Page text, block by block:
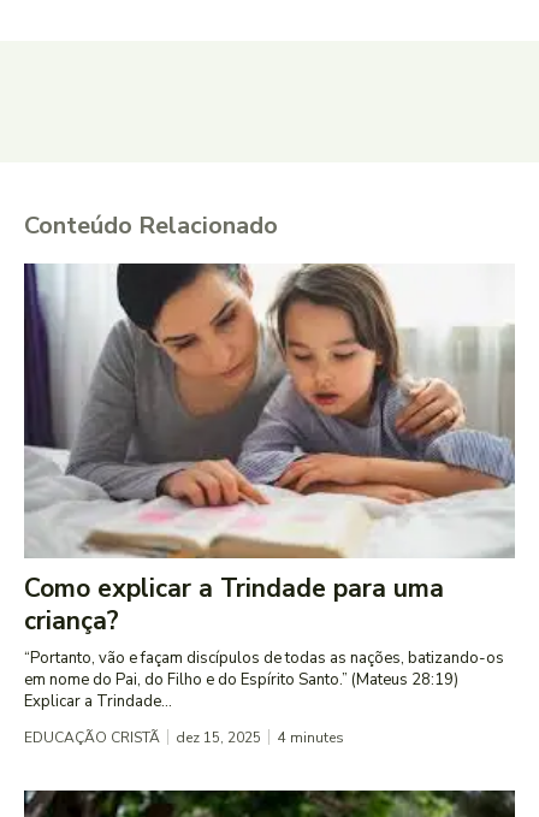
Conteúdo Relacionado
Como explicar a Trindade para uma
criança?
“Portanto, vão e façam discípulos de todas as nações, batizando-os
em nome do Pai, do Filho e do Espírito Santo.” (Mateus 28:19)
Explicar a Trindade...
EDUCAÇÃO CRISTÃ dez 15, 2025 4 minutes